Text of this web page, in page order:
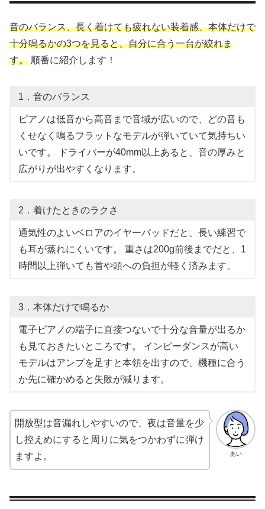
音のバランス、長く着けても疲れない装着感、本体だけで
十分鳴るかの3つを見ると、自分に合う一台が絞れま
す。 順番に紹介します！
1．音のバランス
ピアノは低音から高音まで音域が広いので、どの音も
くせなく鳴るフラットなモデルが弾いていて気持ちい
いです。 ドライバーが40mm以上あると、音の厚みと
広がりが出やすくなります。
2．着けたときのラクさ
通気性のよいベロアのイヤーパッドだと、長い練習で
も耳が蒸れにくいです。 重さは200g前後までだと、1
時間以上弾いても首や頭への負担が軽く済みます。
3．本体だけで鳴るか
電子ピアノの端子に直接つないで十分な音量が出るか
も見ておきたいところです。 インピーダンスが高い
モデルはアンプを足すと本領を出すので、機種に合う
か先に確かめると失敗が減ります。
あい
開放型は音漏れしやすいので、夜は音量を少
し控えめにすると周りに気をつかわずに弾け
ますよ。